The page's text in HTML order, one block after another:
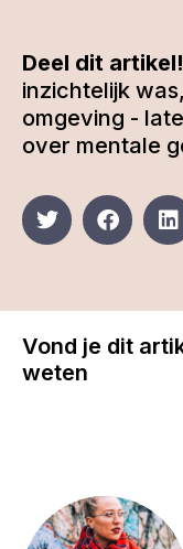
Deel dit artikel!
inzichtelijk
omgeving -
over mentale
Vond je dit
weten